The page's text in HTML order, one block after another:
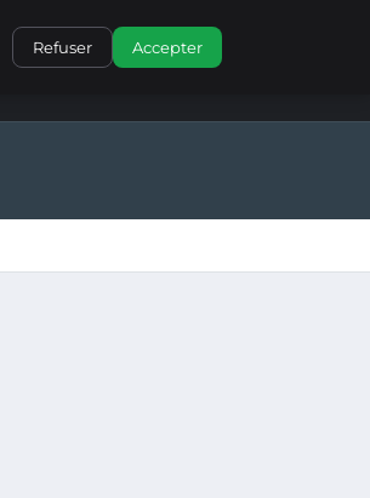
Refuser Accepter